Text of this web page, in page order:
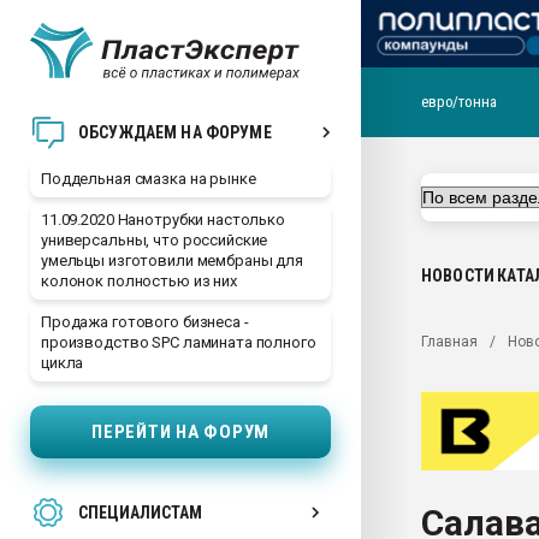
ОБСУЖДАЕМ НА ФОРУМЕ
Поддельная смазка на рынке
11.09.2020 Нанотрубки настолько
универсальны, что российские
умельцы изготовили мембраны для
колонок полностью из них
Продажа готового бизнеса -
производство SPC ламината полного
цикла
ПЕРЕЙТИ НА ФОРУМ
СПЕЦИАЛИСТАМ
ближайшее
Подмосковье, Москва
первый план в
28.07.2026
Всё, что касается
Материал поверхности
Продам отходы
евро/тонна
НОВОСТИ
Главная